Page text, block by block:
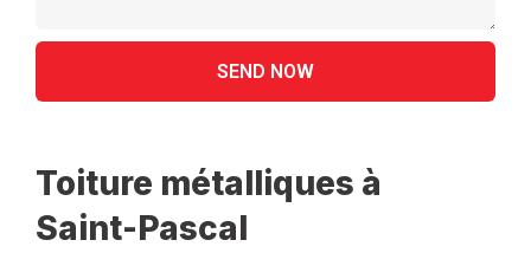
Toiture métalliques à
Saint-Pascal